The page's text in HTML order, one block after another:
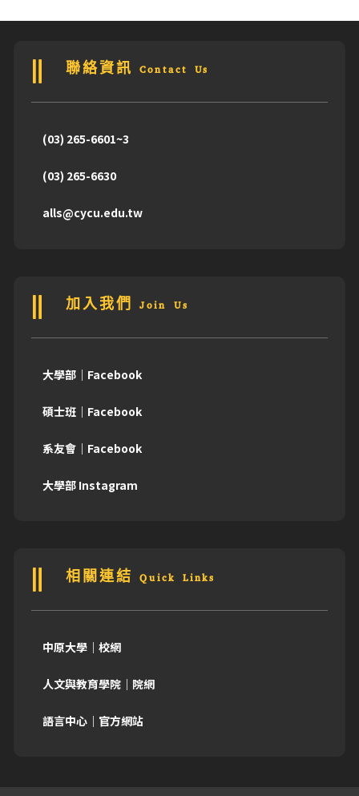
聯絡資訊 Contact Us
(03) 265-6601~3
(03) 265-6630
alls@cycu.edu.tw
加入我們 Join Us
大學部｜Facebook
碩士班｜Facebook
系友會｜Facebook
大學部 Instagram
相關連結 Quick Links
中原大學｜校網
人文與教育學院｜院網
語言中心｜官方網站